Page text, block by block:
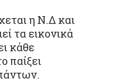
η Ν.Δ και
τα εικονικά
κάθε
παίξει